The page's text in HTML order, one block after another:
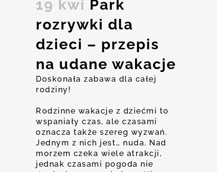
19 kwi Park
rozrywki dla
dzieci – przepis
na udane wakacje
Doskonała zabawa dla całej
rodziny!
Rodzinne wakacje z dziećmi to
wspaniały czas, ale czasami
oznacza także szereg wyzwań.
Jednym z nich jest… nuda. Nad
morzem czeka wiele atrakcji,
jednak czasami pogoda nie